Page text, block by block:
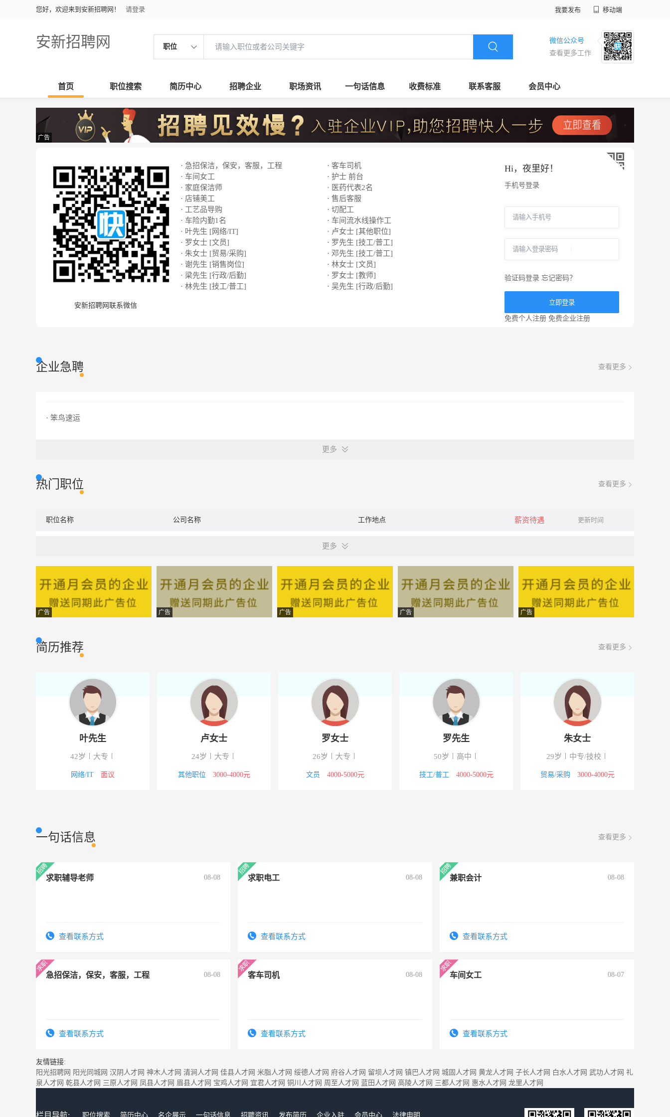
您好，欢迎来到安新招聘网！ 请登录 我要发布 移动端
安新招聘网 职位
微信公众号
查看更多工作
首页 职位搜索 简历中心 招聘企业 职场资讯 一句话信息 收费标准 联系客服 会员中心
广告
安新招聘网联系微信
· 急招保洁，保安，客服，工程
· 客车司机
· 车间女工
· 护士 前台
· 家庭保洁师
· 医药代表2名
· 店铺美工
· 售后客服
· 工艺品导购
· 切配工
· 车险内勤1名
· 车间流水线操作工
· 叶先生 [网络/IT]
· 卢女士 [其他职位]
· 罗女士 [文员]
· 罗先生 [技工/普工]
· 朱女士 [贸易/采购]
· 邓先生 [技工/普工]
· 谢先生 [销售岗位]
· 林女士 [文员]
· 梁先生 [行政/后勤]
· 罗女士 [教师]
· 林先生 [技工/普工]
· 吴先生 [行政/后勤]
Hi， 夜里好！
手机号登录
验证码登录 忘记密码？
立即登录
免费个人注册 免费企业注册
企业急聘 查看更多
· 笨鸟速运
更多
热门职位 查看更多
职位名称 公司名称 工作地点 薪资待遇 更新时间
更多
广告 广告 广告 广告 广告
简历推荐 查看更多
叶先生
42岁 大专
网络/IT 面议
卢女士
24岁 大专
其他职位 3000-4000元
罗女士
26岁 大专
文员 4000-5000元
罗先生
50岁 高中
技工/普工 4000-5000元
朱女士
29岁 中专/技校
贸易/采购 3000-4000元
一句话信息 查看更多
求职辅导老师 08-08
查看联系方式
求职电工 08-08
查看联系方式
兼职会计 08-08
查看联系方式
急招保洁，保安，客服，工程 08-08
查看联系方式
客车司机 08-08
查看联系方式
车间女工 08-07
查看联系方式
友情链接:
阳光招聘网 阳光同城网 汉阴人才网 神木人才网 清涧人才网 佳县人才网 米脂人才网 绥德人才网 府谷人才网 留坝人才网 镇巴人才网 城固人才网 黄龙人才网 子长人才网 白水人才网 武功人才网 礼
泉人才网 乾县人才网 三原人才网 凤县人才网 眉县人才网 宝鸡人才网 宜君人才网 铜川人才网 周至人才网 蓝田人才网 高陵人才网 三都人才网 惠水人才网 龙里人才网
职位搜索 简历中心 名企展示 一句话信息 招聘资讯 发布简历 企业入驻 会员中心 法律申明